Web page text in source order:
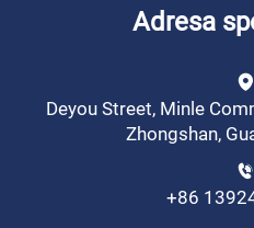
Adresa
Deyou Street, Minle
Zhongshan,
+86